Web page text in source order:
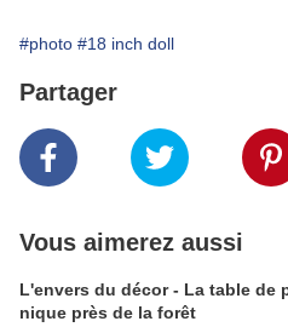
#photo #18 inch doll
Partager
Vous aimerez aussi
L'envers du décor - La table de
nique près de la forêt